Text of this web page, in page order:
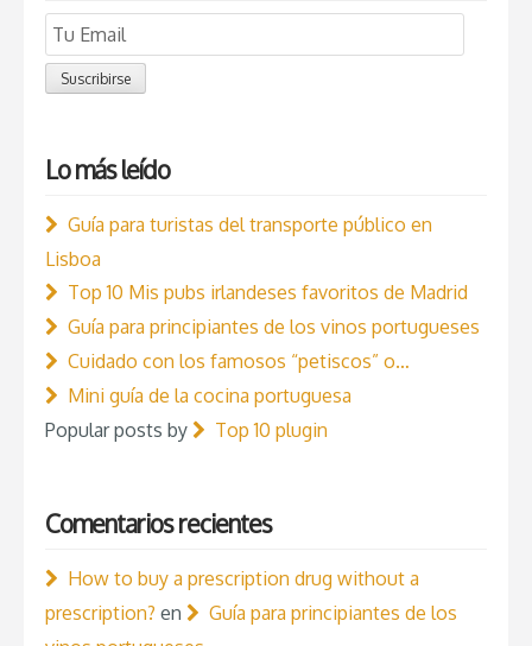
Email
Subscription
Suscribirse
Lo más leído
Guía para turistas del transporte público en
Lisboa
Top 10 Mis pubs irlandeses favoritos de Madrid
Guía para principiantes de los vinos portugueses
Cuidado con los famosos “petiscos” o…
Mini guía de la cocina portuguesa
Popular posts by
Top 10 plugin
Comentarios recientes
How to buy a prescription drug without a
prescription? en
Guía para principiantes de los